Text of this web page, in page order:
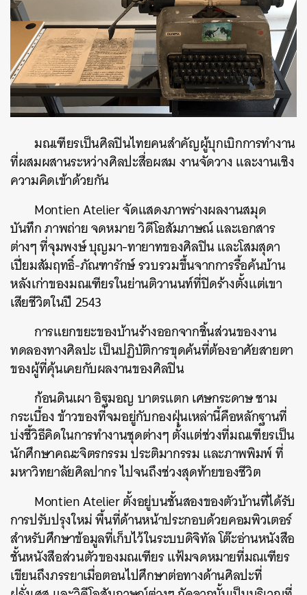
มณเฑียรเป็นศิลปินไทยคนสำคัญผู้บุกเบิกการทำงาน
ที่ผสมผสานระหว่างศิลปะสื่อผสม งานจัดวาง และงานเชิง
ความคิดเข้าด้วยกัน
Montien Atelier จัดแสดงภาพร่างผลงานสมุด
บันทึก ภาพถ่าย จดหมาย วิดีโอสัมภาษณ์ และเอกสาร
ต่างๆ ที่จุมพงษ์ บุญมา-ทายาทของศิลปิน และโสมสุดา
เปี่ยมสัมฤทธิ์-ภัณฑารักษ์ รวบรวมขึ้นจากการรื้อค้นบ้าน
หลังเก่าของมณเฑียรในย่านติวานนท์ที่ปิดร้างตั้งแต่เขา
เสียชีวิตในปี 2543
การแยกขยะของบ้านร้างออกจากชิ้นส่วนของงาน
ทดลองทางศิลปะ เป็นปฏิบัติการขุดค้นที่ต้องอาศัยสายตา
ของผู้ที่คุ้นเคยกับผลงานของศิลปิน
ก้อนดินเผา อิฐมอญ บาตรแตก เศษกระดาษ ชาม
กระเบื้อง ข้าวของที่จมอยู่กับกองฝุ่นเหล่านี้คือหลักฐานที่
บ่งชี้วิธีคิดในการทำงานชุดต่างๆ ตั้งแต่ช่วงที่มณเฑียรเป็น
นักศึกษาคณะจิตรกรรม ประติมากรรม และภาพพิมพ์ ที่
มหาวิทยาลัยศิลปากร ไปจนถึงช่วงสุดท้ายของชีวิต
Montien Atelier ตั้งอยู่บนชั้นสองของตัวบ้านที่ได้รับ
การปรับปรุงใหม่ พื้นที่ด้านหน้าประกอบด้วยคอมพิวเตอร์
สำหรับศึกษาข้อมูลที่เก็บไว้ในระบบดิจิทัล โต๊ะอ่านหนังสือ
ชั้นหนังสือส่วนตัวของมณเฑียร แฟ้มจดหมายที่มณเฑียร
เขียนถึงภรรยาเมื่อตอนไปศึกษาต่อทางด้านศิลปะที่